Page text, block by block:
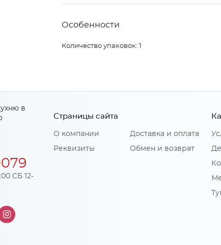
Особенности
Количество упаковок: 1
СБ 12-
Страницы сайта
О компании
Реквизиты
Доставка и оплата
Обмен и возврат